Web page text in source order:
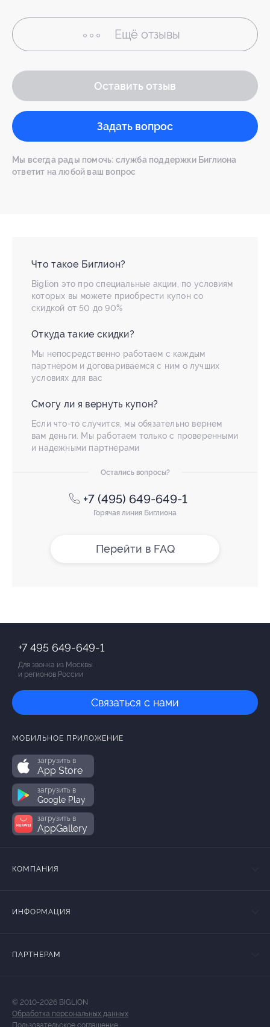
Ещё отзывы
Оставить отзыв
Задать вопрос
Мы всегда рады помочь: служба поддержки Биглиона
ответит на любой ваш вопрос
Что такое Биглион?
Biglion это про специальные акции, по условиям
которых вы можете приобрести купон со
скидкой от 50 до 90%
Откуда такие скидки?
Мы непосредственно работаем с каждым
партнером и договариваемся с ним о лучших
условиях для вас
Смогу ли я вернуть купон?
Если что-то случится, мы обязательно вернем
вам деньги. Мы работаем только с проверенными
и надежными партнерами
Остались вопросы?
+7 (495) 649-649-1
Горячая линия Биглиона
Перейти в FAQ
+7 495 649-649-1
Для звонка из Москвы
и регионов России
Связаться с нами
МОБИЛЬНОЕ ПРИЛОЖЕНИЕ
загрузить в
App Store
загрузить в
Google Play
загрузить в
AppGallery
КОМПАНИЯ
ИНФОРМАЦИЯ
ПАРТНЕРАМ
© 2010-2026 BIGLION
Обработка персональных данных
Пользовательское соглашение